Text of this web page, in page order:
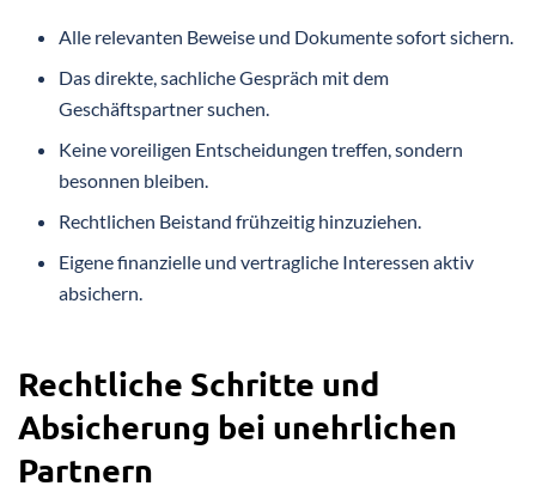
Alle relevanten Beweise und Dokumente sofort sichern.
Das direkte, sachliche Gespräch mit dem
Geschäftspartner suchen.
Keine voreiligen Entscheidungen treffen, sondern
besonnen bleiben.
Rechtlichen Beistand frühzeitig hinzuziehen.
Eigene finanzielle und vertragliche Interessen aktiv
absichern.
Rechtliche Schritte und
Absicherung bei unehrlichen
Partnern